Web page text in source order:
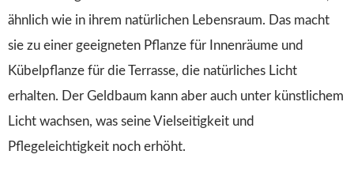
ähnlich wie in ihrem natürlichen Lebensraum. Das macht
sie zu einer geeigneten Pflanze für Innenräume und
Kübelpflanze für die Terrasse, die natürliches Licht
erhalten. Der Geldbaum kann aber auch unter künstlichem
Licht wachsen, was seine Vielseitigkeit und
Pflegeleichtigkeit noch erhöht.